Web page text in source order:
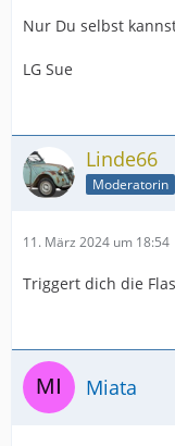
Nur Du selbst
LG Sue
Linde66
Moderatorin
11. März 2024 um 18:54
Triggert dich die
Miata